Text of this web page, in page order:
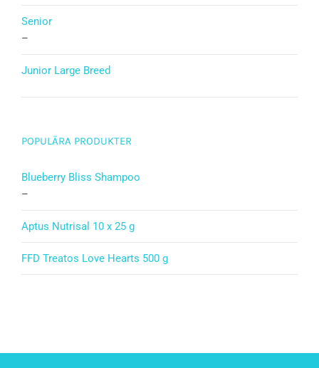
Senior
–
Junior Large Breed
POPULÄRA PRODUKTER
Blueberry Bliss Shampoo
–
Aptus Nutrisal 10 x 25 g
FFD Treatos Love Hearts 500 g